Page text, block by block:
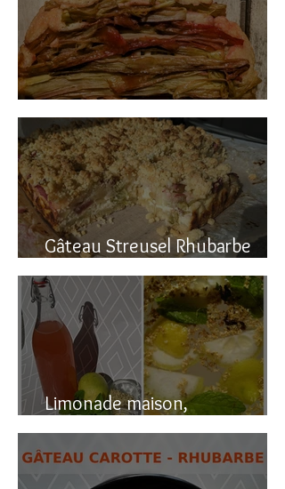
Gâteau renversé à la rhubarbe
Gâteau Streusel Rhubarbe
Pomme, facile et hyper bon!
Limonade maison,
naturellement pétillante!!!